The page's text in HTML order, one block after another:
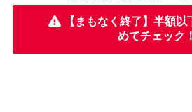
【まもなく終了】半額以
めてチェック！